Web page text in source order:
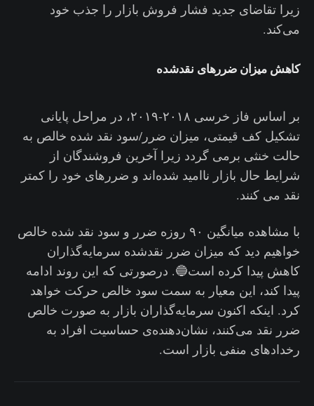
زیرا تقاضای جدید فشار فروش بازار را جذب خود
می‌کند.
کاهش میزان ضررهای نقدشده
بر اساس فاز خرسی ۲۰۱۸-۲۰۱۹، در مراحل پایانی
تشکیل کف قیمتی، میزان ضرر/سود نقد شده خالص به
حالت خنثی برمی گردد زیرا آخرین فروشندگان از
شرایط حال بازار ناامید شده‌اند‌ و ضررهای خود را کمتر
نقد می کنند.
با مشاهده میانگین ۹۰ روزه ضرر و سود نقد شده خالص
خواهیم دید که میزان ضرر نقدشده سرمایه‌گذاران
کاهش پیدا کرده است🔵. درصورتی که این روند ادامه
پیدا کند، این معیار به سمت سود خالص حرکت خواهد
کرد. اینکه اکنون سرمایه‌گذاران بازار به صورت خالص
ضرر نقد می‌کنند، نشان‌دهنده‌ی حساسیت افراد به
رخدادهای منفی بازار است.